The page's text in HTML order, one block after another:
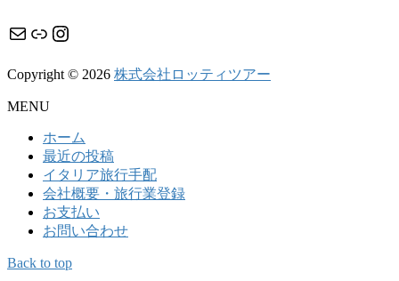
メール リンク Instagram
Copyright © 2026 株式会社ロッティツアー
MENU
ホーム
最近の投稿
イタリア旅行手配
会社概要・旅行業登録
お支払い
お問い合わせ
Back to top